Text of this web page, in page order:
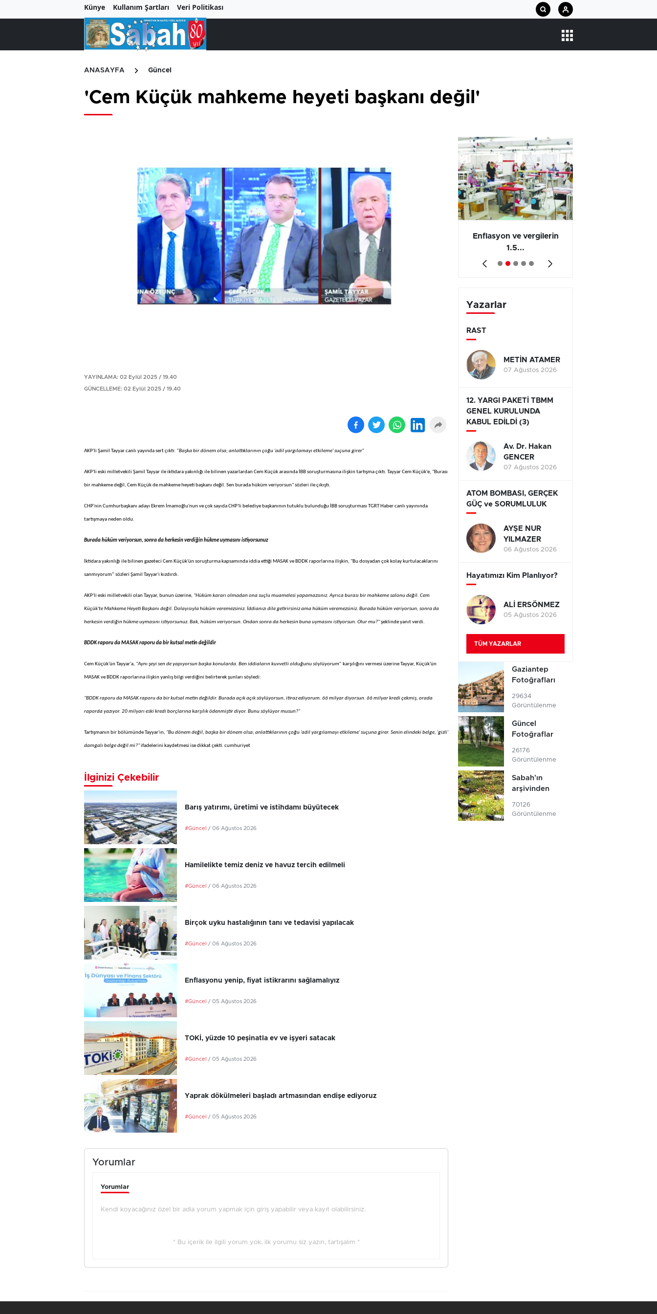
Künye Kullanım Şartları Veri Politikası
ANASAYFA Güncel
'Cem Küçük mahkeme heyeti başkanı değil'
YAYINLAMA: 02 Eylül 2025 / 19.40
GÜNCELLEME: 02 Eylül 2025 / 19.40
AKP'li Şamil Tayyar canlı yayında sert çıktı: “Başka bir dönem olsa; anlattıklarının çoğu 'adil yargılamayı etkileme' suçuna girer”
AKP'li eski milletvekili Şamil Tayyar ile iktidara yakınlığı ile bilinen yazarlardan Cem Küçük arasında İBB soruşturmasına ilişkin tartışma çıktı. Tayyar Cem Küçük'e, "Burası
bir mahkeme değil, Cem Küçük de mahkeme heyeti başkanı değil. Sen burada hüküm veriyorsun" sözleri ile çıkıştı.
CHP'nin Cumhurbaşkanı adayı Ekrem İmamoğlu'nun ve çok sayıda CHP'li belediye başkanının tutuklu bulunduğu İBB soruşturması TGRT Haber canlı yayınında
tartışmaya neden oldu.
Burada hüküm veriyorsun, sonra da herkesin verdiğin hükme uymasını istiyorsunuz
İktidara yakınlığı ile bilinen gazeteci Cem Küçük'ün soruşturma kapsamında iddia ettiği MASAK ve BDDK raporlarına ilişkin, "Bu dosyadan çok kolay kurtulacaklarını
sanmıyorum” sözleri Şamil Tayyar'ı kızdırdı.
AKP'li eski milletvekili olan Tayyar, bunun üzerine, "Hüküm kararı olmadan ona suçlu muamelesi yapamazsınız. Ayrıca burası bir mahkeme salonu değil. Cem
Küçük'te Mahkeme Heyeti Başkanı değil. Dolayısıyla hüküm veremezsiniz. İddianızı dile getirirsiniz ama hüküm veremezsiniz. Burada hüküm veriyorsun, sonra da
herkesin verdiğin hükme uymasını istiyorsunuz. Bak, hüküm veriyorsun. Ondan sonra da herkesin buna uymasını istiyorsun. Olur mu?"şeklinde yanıt verdi.
BDDK raporu da MASAK raporu da bir kutsal metin değildir
Cem Küçük'ün Tayyar'a, "Aynı şeyi sen de yapıyorsun başka konularda. Ben iddiaların kuvvetli olduğunu söylüyorum” karşılığını vermesi üzerine Tayyar, Küçük'ün
MASAK ve BDDK raporlarına ilişkin yanlış bilgi verdiğini belirterek şunları söyledi:
"BDDK raporu da MASAK raporu da bir kutsal metin değildir. Burada açık açık söylüyorsun, itiraz ediyorum. 66 milyar diyorsun. 66 milyar kredi çekmiş, orada
raporda yazıyor. 20 milyarı eski kredi borçlarına karşılık ödenmiştir diyor. Bunu söylüyor musun?"
Tartışmanın bir bölümünde Tayyar'ın, "Bu dönem değil, başka bir dönem olsa; anlattıklarının çoğu 'adil yargılamayı etkileme' suçuna girer. Senin elindeki belge, 'gizli'
damgalı belge değil mi?"ifadelerini kaydetmesi ise dikkat çekti. cumhuriyet
İlginizi Çekebilir
Barış yatırımı, üretimi ve istihdamı büyütecek
#Güncel / 06 Ağustos 2026
Hamilelikte temiz deniz ve havuz tercih edilmeli
#Güncel / 06 Ağustos 2026
Birçok uyku hastalığının tanı ve tedavisi yapılacak
#Güncel / 06 Ağustos 2026
Enflasyonu yenip, fiyat istikrarını sağlamalıyız
#Güncel / 05 Ağustos 2026
TOKİ, yüzde 10 peşinatla ev ve işyeri satacak
#Güncel / 05 Ağustos 2026
Yaprak dökülmeleri başladı artmasından endişe ediyoruz
#Güncel / 05 Ağustos 2026
Yorumlar
Yorumlar
Kendi koyacağınız özel bir adla yorum yapmak için giriş yapabilir veya kayıt olabilirsiniz.
* Bu içerik ile ilgili yorum yok, ilk yorumu siz yazın, tartışalım *
Birçok uyku hastalığının
tan...
En ucuz sigara 120 TL, en
Enflasyon ve vergilerin
1.5...
Yazarlar
RAST
METİN ATAMER
07 Ağustos 2026
12. YARGI PAKETİ TBMM
GENEL KURULUNDA
KABUL EDİLDİ (3)
Av. Dr. Hakan
GENCER
07 Ağustos 2026
ATOM BOMBASI, GERÇEK
GÜÇ ve SORUMLULUK
AYŞE NUR
YILMAZER
06 Ağustos 2026
Hayatımızı Kim Planlıyor?
ALİ ERSÖNMEZ
05 Ağustos 2026
TÜM YAZARLAR
Gaziantep
Fotoğrafları
29634
Görüntülenme
Güncel
Fotoğraflar
26176
Görüntülenme
Sabah'ın
arşivinden
70126
Görüntülenme